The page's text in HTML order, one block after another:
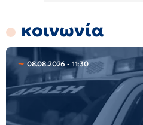
κοινωνία
08.08.2026 - 11:30